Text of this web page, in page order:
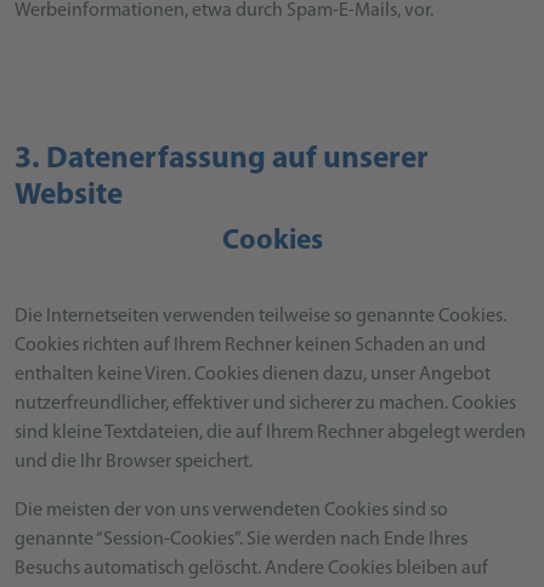
Werbeinformationen, etwa durch Spam-E-Mails, vor.
3. Datenerfassung auf unserer
Website
Cookies
Die Internetseiten verwenden teilweise so genannte Cookies.
Cookies richten auf Ihrem Rechner keinen Schaden an und
enthalten keine Viren. Cookies dienen dazu, unser Angebot
nutzerfreundlicher, effektiver und sicherer zu machen. Cookies
sind kleine Textdateien, die auf Ihrem Rechner abgelegt werden
und die Ihr Browser speichert.
Die meisten der von uns verwendeten Cookies sind so
genannte “Session-Cookies”. Sie werden nach Ende Ihres
Besuchs automatisch gelöscht. Andere Cookies bleiben auf